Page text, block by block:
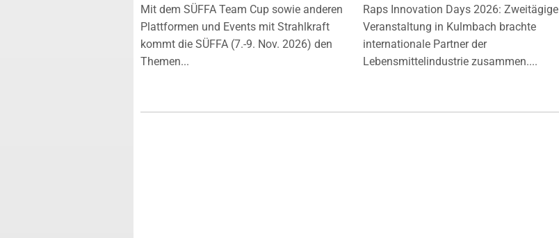
Mit dem SÜFFA Team Cup sowie anderen
Plattformen und Events mit Strahlkraft
kommt die SÜFFA (7.-9. Nov. 2026) den
Themen...
Raps Innovation Days 2026: Zweitägige
Veranstaltung in Kulmbach brachte
internationale Partner der
Lebensmittelindustrie zusammen....